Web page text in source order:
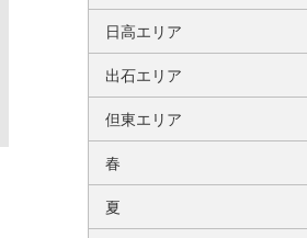
日高エリア
出石エリア
但東エリア
春
夏